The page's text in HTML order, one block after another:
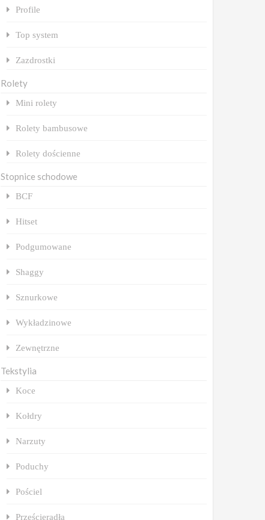
Profile
Top system
Zazdrostki
Rolety
Mini rolety
Rolety bambusowe
Rolety dościenne
Stopnice schodowe
BCF
Hitset
Podgumowane
Shaggy
Sznurkowe
Wykładzinowe
Zewnętrzne
Tekstylia
Koce
Kołdry
Narzuty
Poduchy
Pościel
Prześcieradła